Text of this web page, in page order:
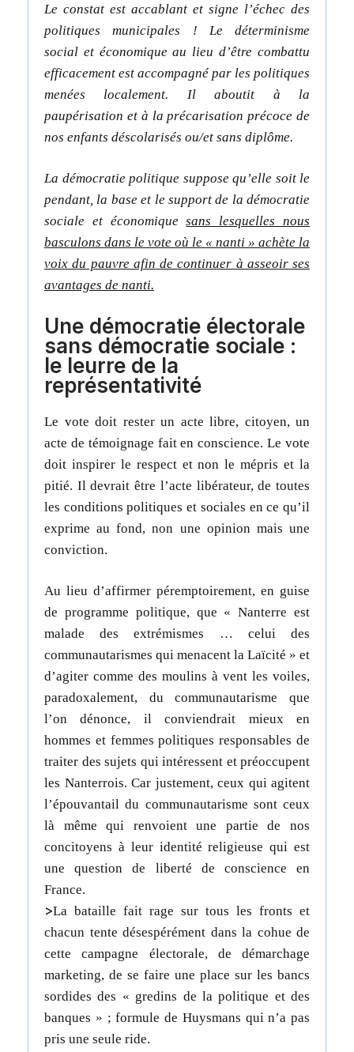
Le constat est accablant et signe l’échec des
politiques municipales ! Le déterminisme
social et économique au lieu d’être combattu
efficacement est accompagné par les politiques
menées localement. Il aboutit à la
paupérisation et à la précarisation précoce de
nos enfants déscolarisés ou/et sans diplôme.
La démocratie politique suppose qu’elle soit le
pendant, la base et le support de la démocratie
sociale et économiquesans lesquelles nous
basculons dans le vote où le « nanti » achète la
voix du pauvre afin de continuer à asseoir ses
avantages de nanti.
Une démocratie électorale
sans démocratie sociale :
le leurre de la
représentativité
Le vote doit rester un acte libre, citoyen, un
acte de témoignage fait en conscience. Le vote
doit inspirer le respect et non le mépris et la
pitié. Il devrait être l’acte libérateur, de toutes
les conditions politiques et sociales en ce qu’il
exprime au fond, non une opinion mais une
conviction.
Au lieu d’affirmer péremptoirement, en guise
de programme politique, que « Nanterre est
malade des extrémismes … celui des
communautarismes qui menacent la Laïcité » et
d’agiter comme des moulins à vent les voiles,
paradoxalement, du communautarisme que
l’on dénonce, il conviendrait mieux en
hommes et femmes politiques responsables de
traiter des sujets qui intéressent et préoccupent
les Nanterrois. Car justement, ceux qui agitent
l’épouvantail du communautarisme sont ceux
là même qui renvoient une partie de nos
concitoyens à leur identité religieuse qui est
une question de liberté de conscience en
France.
>La bataille fait rage sur tous les fronts et
chacun tente désespérément dans la cohue de
cette campagne électorale, de démarchage
marketing, de se faire une place sur les bancs
sordides des « gredins de la politique et des
banques » ; formule de Huysmans qui n’a pas
pris une seule ride.